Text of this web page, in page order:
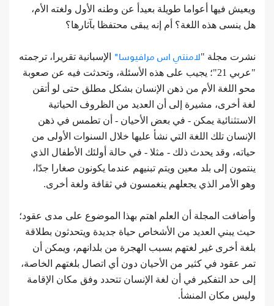
ويعيش فيها أعواما طويلة بعيدأ عن وطنه الأول ولغته الأم،
هل ينسى هذه اللغة؟ أم إنه يبقى محتفظا بآثارها؟
نشرت مجلة "لامنتي اس مرافيوسا"
الإسبانية تقريرا، ترجمته
"عربي 21"؛ يجيب على هذه الأسئلة، وتحدثت فيه عن صعوبة
محو اللغة الأم من ذهن الإنسان بشكل مطلق حتى لو أتقن
لغة أخرى، مشيرة إلى أن العديد من الظروف الحياتية
الاستثنائية يمكن - في بعض الأحيان - أن تطمس في ذهن
الإنسان تلك اللغة التي نشأ عليها خلال السنوات الأولى من
حياته، وقد يحدث ذلك - مثلا - في حالة أولئك الأطفال الذي
ينتمون إلى بلد معين ويتم تبنيهم عندما يكونون صغارا جدّا،
وهو الأمر الذي يجعلهم ينغمسون في ثقافة ولغة أخرى.
وأضافت المجلة أن العلم اهتم بهذا الموضوع على مدى عقود؛
حيث يبني العديد من الأشخاص حياة جديدة ويتحدثون بطلاقة
بلغة أخرى غير لغتهم بسبب الهجرة من بلدانهم، ويمكن أن
تمر عقود في كثير من الأحيان دون أي اتصال بلغتهم الخاصة،
إلى حد التفكير في أن لغة الإنسان تتحدد وفق مكان الإقامة
وليس مكان المنشأ.